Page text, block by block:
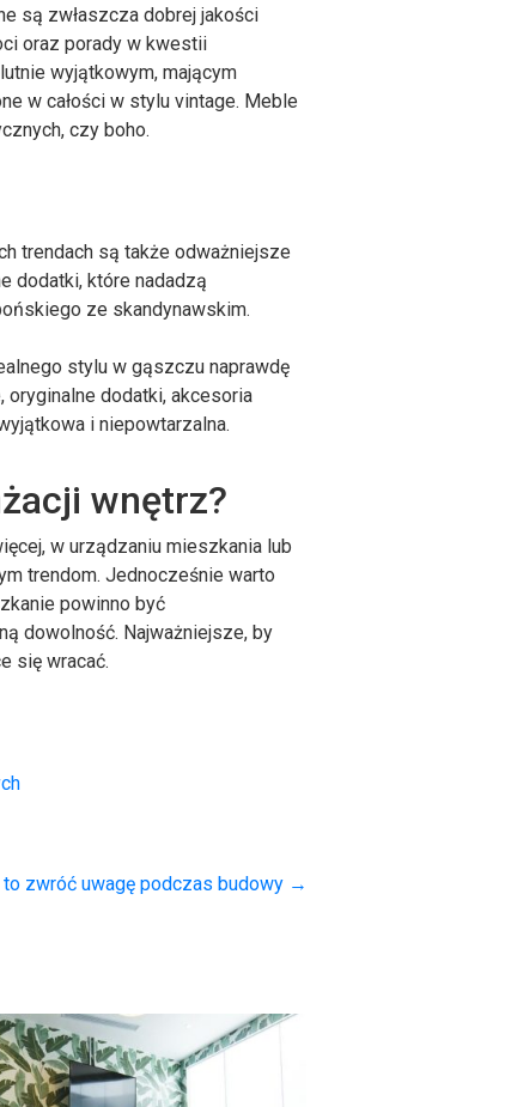
są zwłaszcza dobrej jakości
oraz porady w kwestii
wyjątkowym, mającym
w całości w stylu vintage. Meble
czy boho.
trendach są także odważniejsze
dodatki, które nadadzą
ze skandynawskim.
stylu w gąszczu naprawdę
oryginalne dodatki, akcesoria
i niepowtarzalna.
wnętrz?
w urządzaniu mieszkania lub
trendom. Jednocześnie warto
powinno być
dowolność. Najważniejsze, by
się wracać.
to zwróć uwagę podczas budowy →